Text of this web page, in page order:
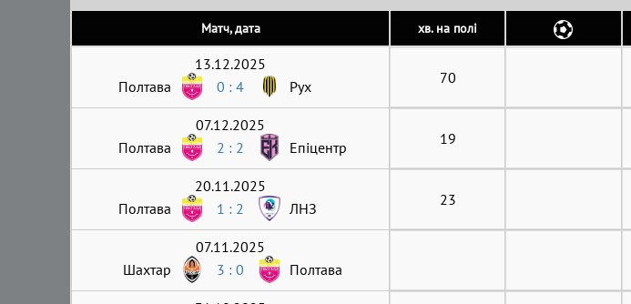
Матч, дата хв. на полі
13.12.2025
Полтава
0 : 4 Рух 70
07.12.2025
Полтава
2 : 2 Епіцентр 19
20.11.2025
Полтава
1 : 2 ЛНЗ 23
07.11.2025
Шахтар
3 : 0 Полтава